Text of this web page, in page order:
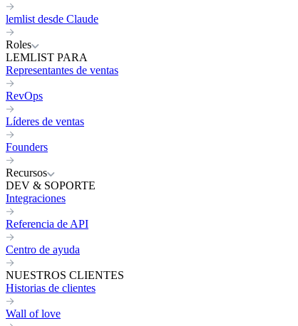
lemlist desde Claude
Roles
LEMLIST PARA
Representantes de ventas
RevOps
Líderes de ventas
Founders
Recursos
DEV & SOPORTE
Integraciones
Referencia de API
Centro de ayuda
NUESTROS CLIENTES
Historias de clientes
Wall of love